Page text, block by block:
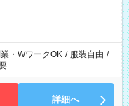
・WワークOK / 服装自由 /
詳細へ